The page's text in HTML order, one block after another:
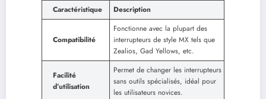
Caractéristique Description
Compatibilité
Fonctionne avec la plupart des
interrupteurs de style MX tels que
Zealios, Gad Yellows, etc.
Facilité
d’utilisation
Permet de changer les interrupteurs
sans outils spécialisés, idéal pour
les utilisateurs novices.